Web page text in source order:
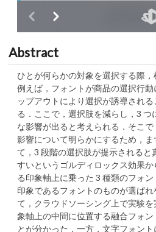
Abstract
ひとが何らかの対象を選択する際，
例えば，フォントが商品の選択行
ップアウトにより選択が誘導され
る．ここで，選択肢を減らし，3 つ
な影響が出ると考えられる．そこ
影響について明らかにするため，
て，3 段階の選択肢が提示される
すいというゴルディロックス効果
る印象軸上に乗った 3 種類のフォ
印象であるフォントのものが選ば
て，クラウドソーシング上で実験
象軸上の中間に位置する融合フォ
とが分かった．一方，文字フォン